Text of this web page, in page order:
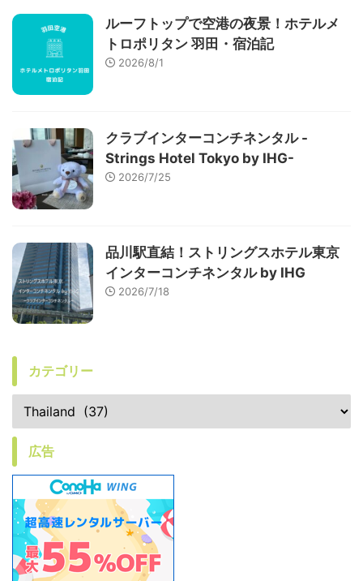
ルーフトップで空港の夜景！ホテルメ
トロポリタン 羽田・宿泊記
2026/8/1
クラブインターコンチネンタル -
Strings Hotel Tokyo by IHG-
2026/7/25
品川駅直結！ストリングスホテル東京
インターコンチネンタル by IHG
2026/7/18
カテゴリー
広告